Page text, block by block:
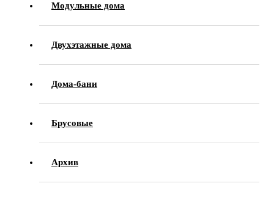
Модульные дома
Двухэтажные дома
Дома-бани
Брусовые
Архив